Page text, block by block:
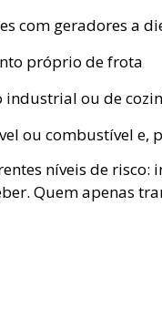
com geradores a
próprio de frota
industrial ou de
ou combustível e,
níveis de
Quem apenas